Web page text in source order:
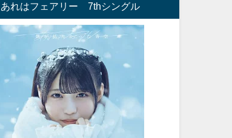
あれはフェアリー 7thシングル